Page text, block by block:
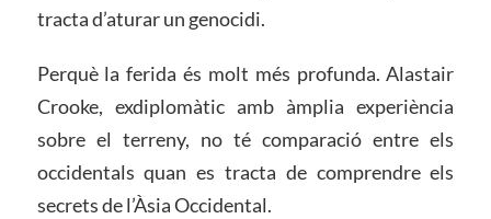
tracta d’aturar un genocidi.
Perquè la ferida és molt més profunda. Alastair
Crooke, exdiplomàtic amb àmplia experiència
sobre el terreny, no té comparació entre els
occidentals quan es tracta de comprendre els
secrets de l’Àsia Occidental.